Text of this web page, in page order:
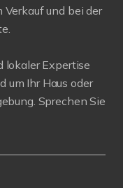
und bei der
lokaler Expertise
um Ihr Haus oder
Sprechen Sie